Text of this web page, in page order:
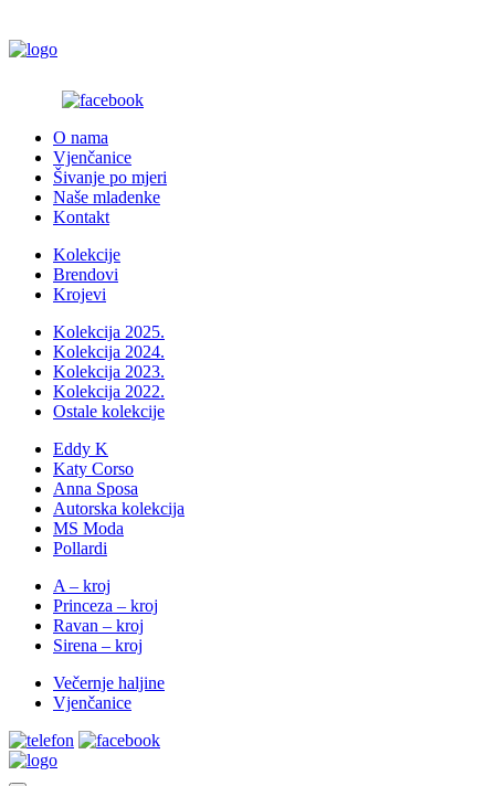
O nama
Vjenčanice
Šivanje po mjeri
Naše mladenke
Kontakt
Kolekcije
Brendovi
Krojevi
Kolekcija 2025.
Kolekcija 2024.
Kolekcija 2023.
Kolekcija 2022.
Ostale kolekcije
Eddy K
Katy Corso
Anna Sposa
Autorska kolekcija
MS Moda
Pollardi
A – kroj
Princeza – kroj
Ravan – kroj
Sirena – kroj
Večernje haljine
Vjenčanice